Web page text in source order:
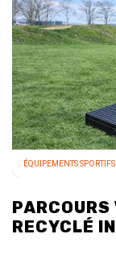
ÉQUIPEMENTS SPORTIFS
RECYCLÉ